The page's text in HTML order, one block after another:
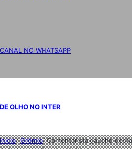
CANAL NO WHATSAPP
DE OLHO NO INTER
Início/Grêmio/Comentarista gaúcho